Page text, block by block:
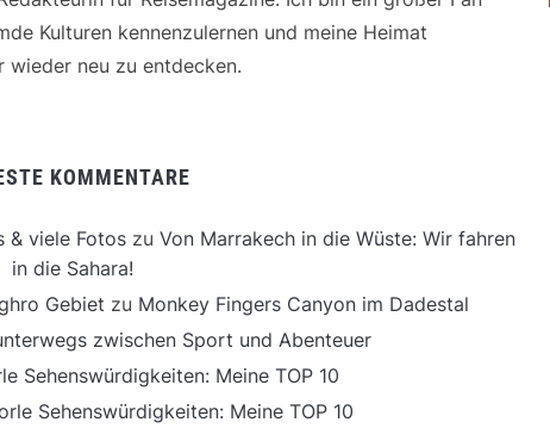
Kulturen kennenzulernen und meine Heimat
wieder neu zu entdecken.
KOMMENTARE
& viele Fotos zu Von Marrakech in die Wüste: Wir fahren
in die Sahara!
Gebiet zu Monkey Fingers Canyon im Dadestal
zwischen Sport und Abenteuer
Sehenswürdigkeiten: Meine TOP 10
Sehenswürdigkeiten: Meine TOP 10